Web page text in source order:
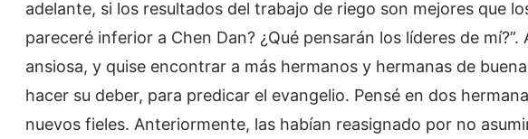
adelante, si los resultados del trabajo de riego son mejores que
pareceré inferior a Chen Dan? ¿Qué pensarán los líderes de
ansiosa, y quise encontrar a más hermanos y hermanas de
hacer su deber, para predicar el evangelio. Pensé en dos
nuevos fieles. Anteriormente, las habían reasignado por no